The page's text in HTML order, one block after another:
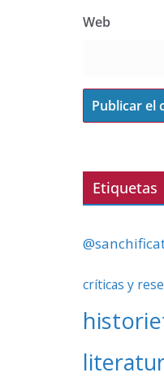
Web
Etiquetas
críticas y